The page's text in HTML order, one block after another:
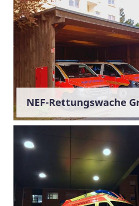
NEF-Rettungswache